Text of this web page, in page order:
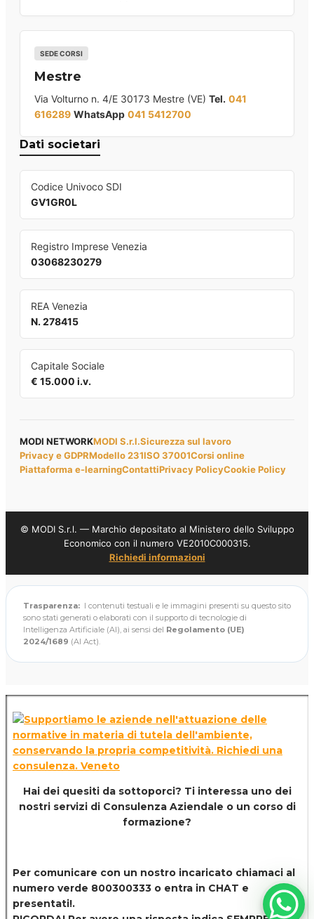
SEDE CORSI
Mestre
Via Volturno n. 4/E 30173 Mestre (VE) Tel. 041
616289 WhatsApp 041 5412700
Dati societari
Codice Univoco SDI
GV1GR0L
Registro Imprese Venezia
03068230279
REA Venezia
N. 278415
Capitale Sociale
€ 15.000 i.v.
MODI NETWORKMODI S.r.l.Sicurezza sul lavoro
Privacy e GDPRModello 231ISO 37001Corsi online
Piattaforma e-learningContattiPrivacy PolicyCookie Policy
© MODI S.r.l. — Marchio depositato al Ministero dello Sviluppo
Economico con il numero VE2010C000315.
Richiedi informazioni
Trasparenza: I contenuti testuali e le immagini presenti su questo sito
sono stati generati o elaborati con il supporto di tecnologie di
Intelligenza Artificiale (AI), ai sensi del Regolamento (UE)
2024/1689 (AI Act).
Hai dei quesiti da sottoporci? Ti interessa uno dei
nostri servizi di Consulenza Aziendale o un corso di
formazione?
Per comunicare con un nostro incaricato chiamaci al
numero verde 800300333 o entra in CHAT e
presentati!.